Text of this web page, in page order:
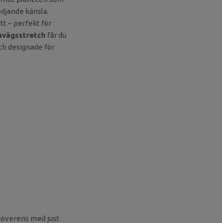
känsla.
– perfekt för
får du
designade för
med just